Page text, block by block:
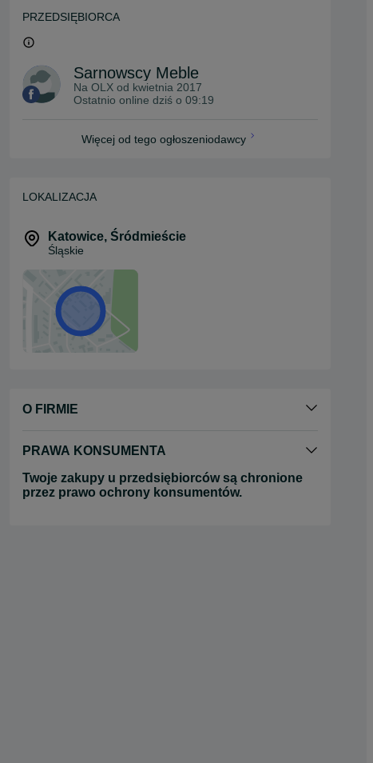
PRZEDSIĘBIORCA
Sarnowscy Meble
Na OLX od kwietnia 2017
Ostatnio online dziś o 09:19
Więcej od tego ogłoszeniodawcy
LOKALIZACJA
Katowice, Śródmieście
Śląskie
O FIRMIE
PRAWA KONSUMENTA
Twoje zakupy u przedsiębiorców są chronione
przez prawo ochrony konsumentów.